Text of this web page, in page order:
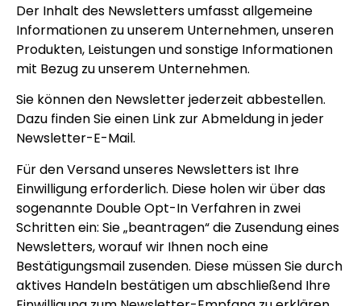
Der Inhalt des Newsletters umfasst allgemeine
Informationen zu unserem Unternehmen, unseren
Produkten, Leistungen und sonstige Informationen
mit Bezug zu unserem Unternehmen.
Sie können den Newsletter jederzeit abbestellen.
Dazu finden Sie einen Link zur Abmeldung in jeder
Newsletter-E-Mail.
Für den Versand unseres Newsletters ist Ihre
Einwilligung erforderlich. Diese holen wir über das
sogenannte Double Opt-In Verfahren in zwei
Schritten ein: Sie „beantragen“ die Zusendung eines
Newsletters, worauf wir Ihnen noch eine
Bestätigungsmail zusenden. Diese müssen Sie durch
aktives Handeln bestätigen um abschließend Ihre